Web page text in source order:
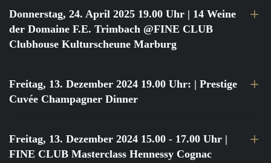
Donnerstag, 24. April 2025 19.00 Uhr | 14 Weine
der Domaine F.E. Trimbach @FINE CLUB
Clubhouse Kulturscheune Marburg
Freitag, 13. Dezember 2024 19.00 Uhr: | Prestige
Cuvée Champagner Dinner
Freitag, 13. Dezember 2024 15.00 - 17.00 Uhr |
FINE CLUB Masterclass Hennessy Cognac